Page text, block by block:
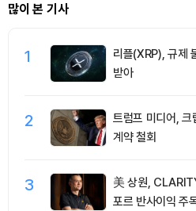
많이 본 기사
1
리플(XRP), 규제
받아
2
트럼프 미디어, 크
계약 철회
3
美 상원,
포르 반사이익 주